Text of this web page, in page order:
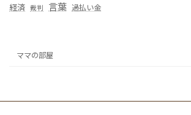
経済 裁判 言葉 過払い金
ママの部屋